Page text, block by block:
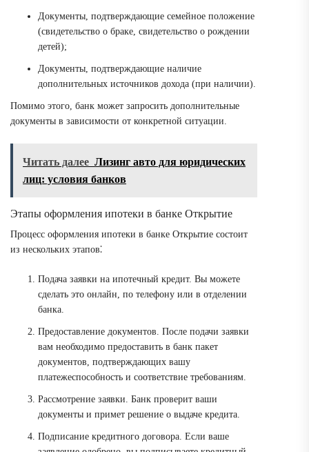
Документы, подтверждающие семейное положение
(свидетельство о браке, свидетельство о рождении
детей);
Документы, подтверждающие наличие
дополнительных источников дохода (при наличии).
Помимо этого, банк может запросить дополнительные
документы в зависимости от конкретной ситуации.
Читать далее Лизинг авто для юридических
лиц: условия банков
Этапы оформления ипотеки в банке Открытие
Процесс оформления ипотеки в банке Открытие состоит
из нескольких этапов⁚
Подача заявки на ипотечный кредит. Вы можете
сделать это онлайн, по телефону или в отделении
банка.
Предоставление документов. После подачи заявки
вам необходимо предоставить в банк пакет
документов, подтверждающих вашу
платежеспособность и соответствие требованиям.
Рассмотрение заявки. Банк проверит ваши
документы и примет решение о выдаче кредита.
Подписание кредитного договора. Если ваше